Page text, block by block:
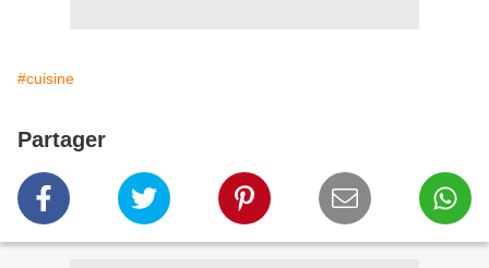
#cuisine
Partager